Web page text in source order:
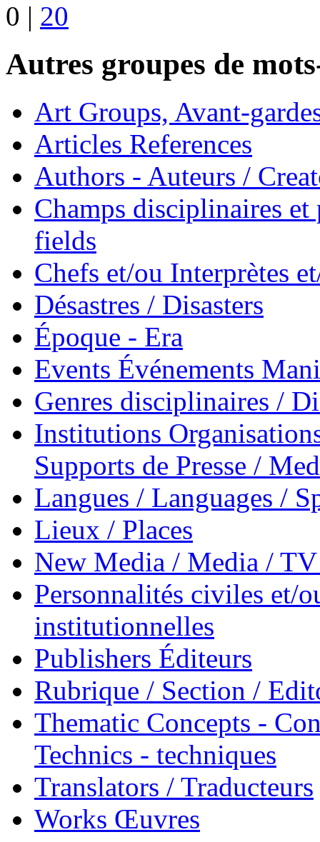
0 | 20
Autres groupes de
Art Groups, Avant-
Articles References
Authors - Auteurs /
Champs disciplinaires
fields
Chefs et/ou Interprètes
Désastres / Disasters
Époque - Era
Events Événements
Genres disciplinaires /
Institutions
Supports de Presse /
Langues / Languages /
Lieux / Places
New Media / Media /
Personnalités civiles et/
institutionnelles
Publishers Éditeurs
Rubrique / Section /
Thematic Concepts -
Technics - techniques
Translators / Traducteurs
Works Œuvres